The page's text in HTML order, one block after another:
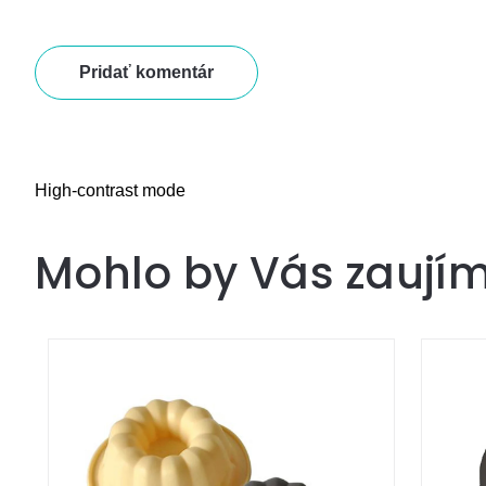
Pridať komentár
High-contrast mode
Mohlo by Vás